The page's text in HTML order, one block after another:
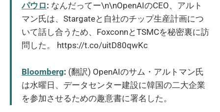
パウロ: なんだってー\n\nOpenAIのCEO、アルト
マン氏は、Stargateと自社のチップ生産計画につ
いて話し合うため、FoxconnとTSMCを秘密裏に訪
問した。 https://t.co/uitD80qwKc
Bloomberg: (翻訳) OpenAIのサム・アルトマン氏
は水曜日、データセンター建設に韓国の二大企業
を参加させるための趣意書に署名した。